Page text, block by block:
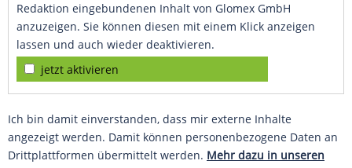
Redaktion eingebundenen Inhalt von Glomex GmbH
anzuzeigen. Sie können diesen mit einem Klick anzeigen
lassen und auch wieder deaktivieren.
jetzt aktivieren
Ich bin damit einverstanden, dass mir externe Inhalte
angezeigt werden. Damit können personenbezogene Daten an
Drittplattformen übermittelt werden. Mehr dazu in unseren